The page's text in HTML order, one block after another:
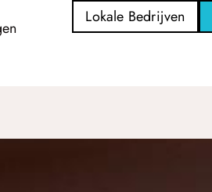
Lokale Bedrijven